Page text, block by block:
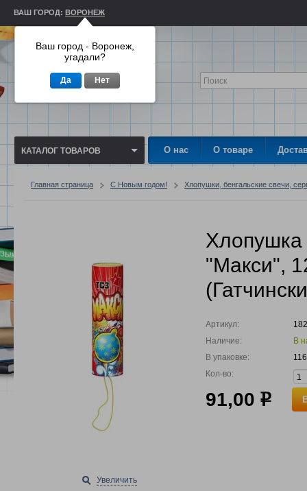
ВАШ ГОРОД: ВОРОНЕЖ
КАТАЛОГ ТОВАРОВ О нас О товаре
Главная страница С Новым годом! Хлопушки, бенгальские свечи,
Увеличить
Хлопушка
"Макси",
Артикул:
Наличие:
В
В упаковке:
Кол-во:
91,00 р
Ваш город - Воронеж,
угадали?
Да Нет